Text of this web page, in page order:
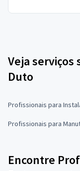
Veja serviços
Duto
Profissionais para
Profissionais para
Encontre